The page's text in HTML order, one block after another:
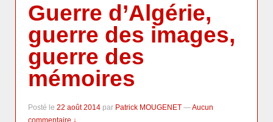
Guerre d’Algérie,
guerre des images,
guerre des
mémoires
Posté le 22 août 2014 par Patrick MOUGENET —Aucun
commentaire ↓